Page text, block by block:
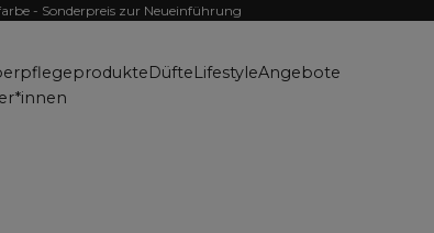
- Sonderpreis zur Neueinführung
DüfteLifestyleAngebote